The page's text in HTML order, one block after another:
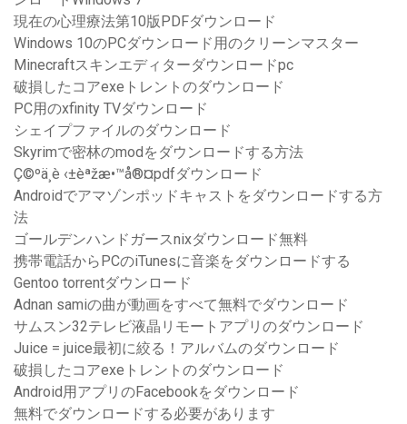
現在の心理療法第10版PDFダウンロード
Windows 10のPCダウンロード用のクリーンマスター
Minecraftスキンエディターダウンロードpc
破損したコアexeトレントのダウンロード
PC用のxfinity TVダウンロード
シェイプファイルのダウンロード
Skyrimで密林のmodをダウンロードする方法
Ç©ºä¸­è ‹±èªžæ•™å®¤pdfダウンロード
Androidでアマゾンポッドキャストをダウンロードする方
法
ゴールデンハンドガースnixダウンロード無料
携帯電話からPCのiTunesに音楽をダウンロードする
Gentoo torrentダウンロード
Adnan samiの曲が動画をすべて無料でダウンロード
サムスン32テレビ液晶リモートアプリのダウンロード
Juice = juice最初に絞る！アルバムのダウンロード
破損したコアexeトレントのダウンロード
Android用アプリのFacebookをダウンロード
無料でダウンロードする必要があります